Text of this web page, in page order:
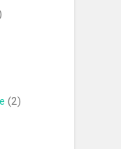
(2)